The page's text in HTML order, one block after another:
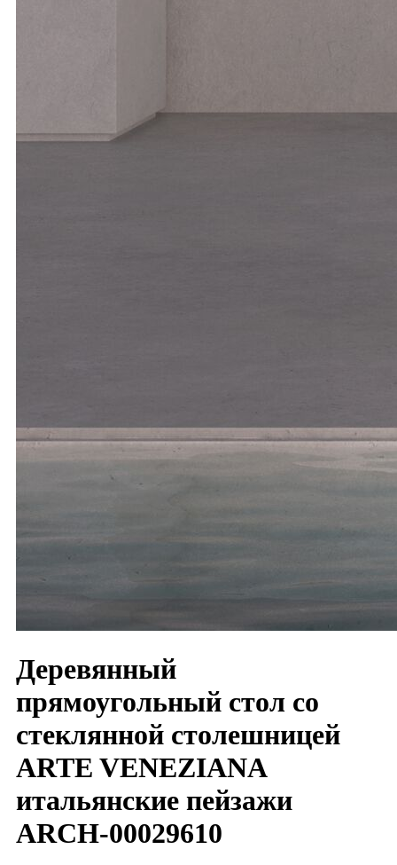
Деревянный
прямоугольный стол со
стеклянной столешницей
ARTE VENEZIANA
итальянские пейзажи
ARCH-00029610